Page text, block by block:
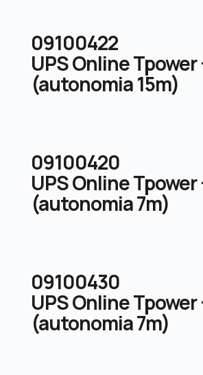
09100422
UPS Online Tpower
(autonomia 15m)
09100420
UPS Online Tpower
(autonomia 7m)
09100430
UPS Online Tpower
(autonomia 7m)